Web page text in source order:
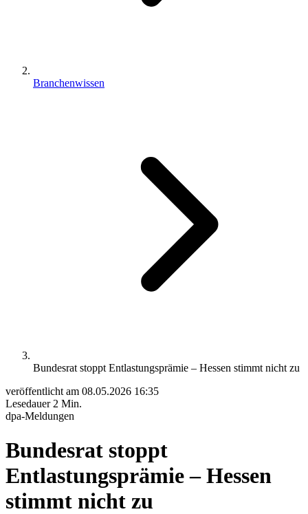
Branchenwissen
Bundesrat stoppt Entlastungsprämie – Hessen stimmt nicht zu
veröffentlicht am 08.05.2026 16:35
Lesedauer 2 Min.
dpa-Meldungen
Bundesrat stoppt
Entlastungsprämie – Hessen
stimmt nicht zu